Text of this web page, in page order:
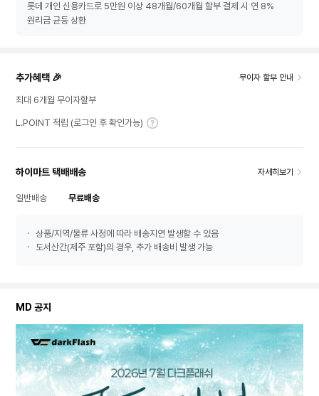
롯데 개인 신용카드로 5만원 이상 48개월/60개월 할부 결제 시 연 8%
원리금 균등 상환
추가혜택 🎉 무이자 할부 안내
최대 6개월 무이자할부
L.POINT 적립 (로그인 후 확인가능)
하이마트 택배배송 자세히보기
일반배송 무료배송
상품/지역/물류 사정에 따라 배송지연 발생할 수 있음
도서산간(제주 포함)의 경우, 추가 배송비 발생 가능
MD 공지